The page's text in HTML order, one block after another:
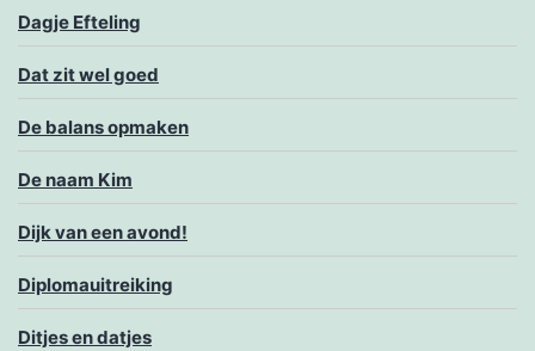
Dagje Efteling
Dat zit wel goed
De balans opmaken
De naam Kim
Dijk van een avond!
Diplomauitreiking
Ditjes en datjes